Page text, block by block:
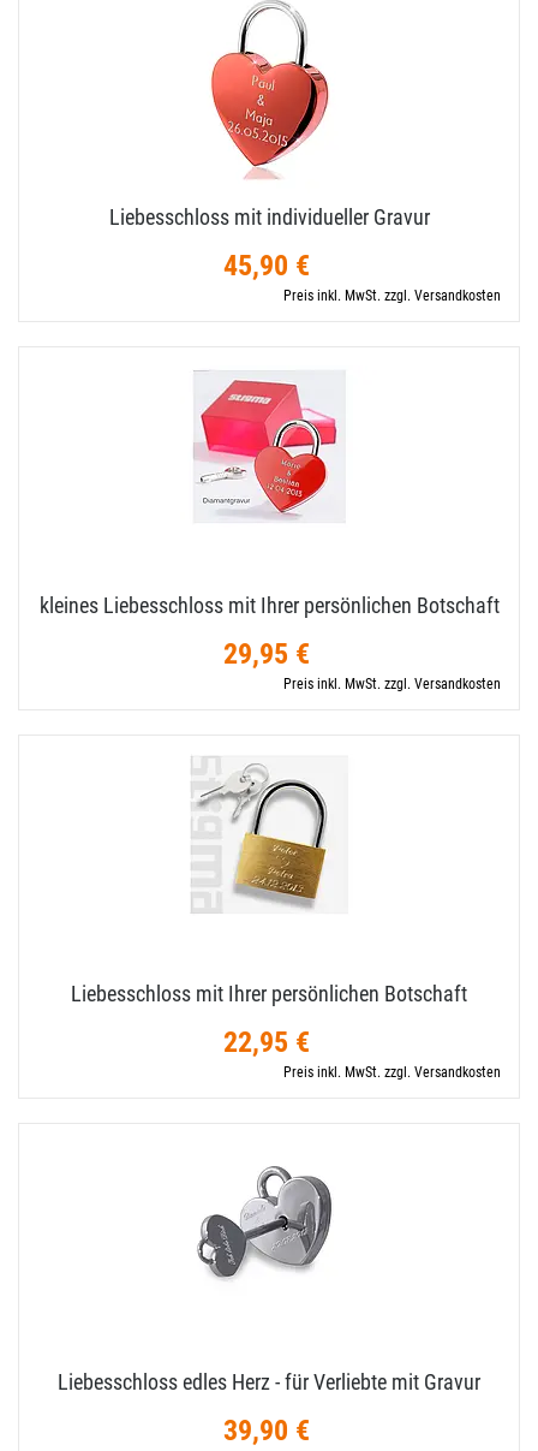
Liebesschloss mit individueller Gravur
45,90 €
Preis inkl. MwSt. zzgl. Versandkosten
kleines Liebesschloss mit Ihrer persönlichen Botschaft
29,95 €
Preis inkl. MwSt. zzgl. Versandkosten
Liebesschloss mit Ihrer persönlichen Botschaft
22,95 €
Preis inkl. MwSt. zzgl. Versandkosten
Liebesschloss edles Herz - für Verliebte mit Gravur
39,90 €